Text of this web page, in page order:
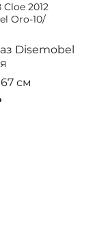
2012
Oro-10/
Disemobel
см